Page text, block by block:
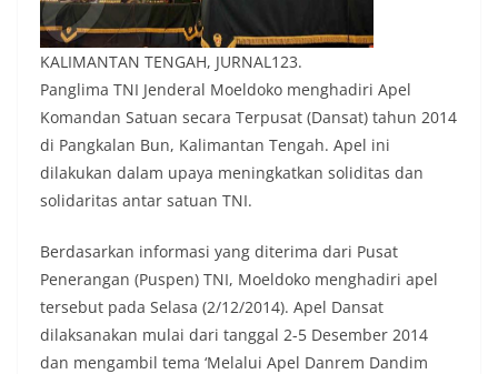
KALIMANTAN TENGAH, JURNAL123.
Panglima TNI Jenderal Moeldoko menghadiri Apel
Komandan Satuan secara Terpusat (Dansat) tahun 2014
di Pangkalan Bun, Kalimantan Tengah. Apel ini
dilakukan dalam upaya meningkatkan soliditas dan
solidaritas antar satuan TNI.
Berdasarkan informasi yang diterima dari Pusat
Penerangan (Puspen) TNI, Moeldoko menghadiri apel
tersebut pada Selasa (2/12/2014). Apel Dansat
dilaksanakan mulai dari tanggal 2-5 Desember 2014
dan mengambil tema ‘Melalui Apel Danrem Dandim